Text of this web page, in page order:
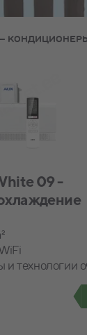
09 -
Supreme
нагрев до 110
м²